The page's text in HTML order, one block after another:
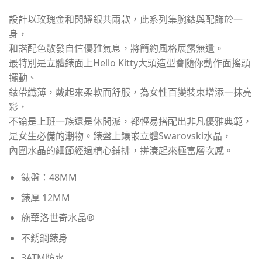
設計以玫瑰金和閃耀銀共兩款，此系列集腕錶與配飾於一
身，
和諧配色散發自信優雅氣息，將簡約風格展露無遺。
最特別是立體錶面上Hello Kitty大頭造型會隨你動作面搖頭
擺動、
錶帶纖薄，戴起來柔軟而舒服，為女性百變裝束增添一抹亮
彩，
不論是上班一族還是休閒派，都輕易搭配出非凡優雅典範，
是女生必備的潮物。錶盤上鑲嵌立體Swarovski水晶，
內圍水晶的細節經過精心鋪排，拼湊起來極富層次感。
錶盤：48MM
錶厚 12MM
施華洛世奇水晶®
不銹鋼錶身